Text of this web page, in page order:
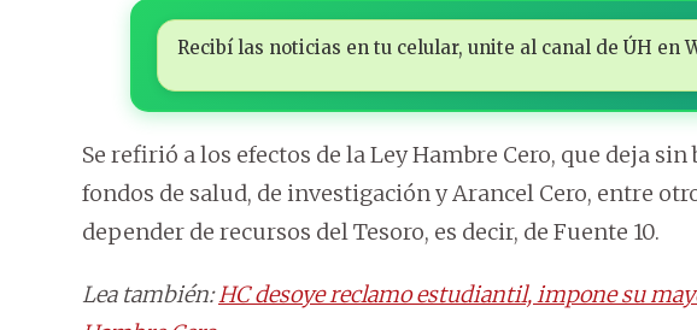
Recibí las noticias en tu celular, unite al canal de ÚH en
Se refirió a los efectos de la Ley Hambre Cero, que deja
fondos de salud, de investigación y Arancel Cero, entre
depender de recursos del Tesoro, es decir, de Fuente 10.
Lea también:HC desoye reclamo estudiantil, impone su